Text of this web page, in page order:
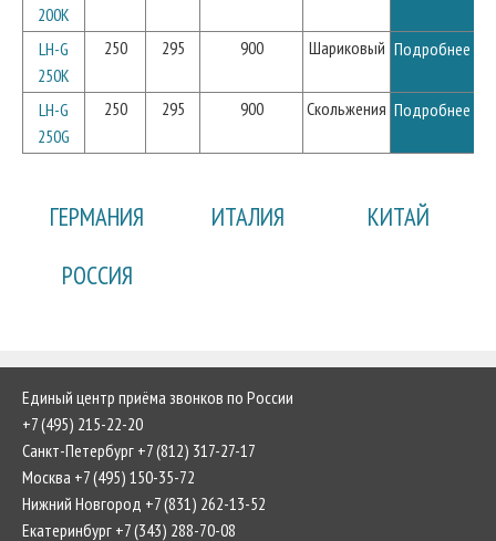
200K
LH-G
250K
250 295 900 Шариковый Подробнее
LH-G
250G
250 295 900 Скольжения Подробнее
ГЕРМАНИЯ ИТАЛИЯ
КИТАЙ
РОССИЯ
Единый центр приёма звонков по России
+7 (495) 215-22-20
Санкт-Петербург +7 (812) 317-27-17
Москва +7 (495) 150-35-72
Нижний Новгород +7 (831) 262-13-52
Екатеринбург +7 (343) 288-70-08